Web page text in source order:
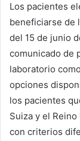
Los pacientes
beneficiarse de
del 15 de junio
comunicado de
laboratorio
opciones
los pacientes
Suiza y el
con criterios